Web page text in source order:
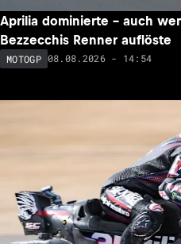
Aprilia dominierte – auch
Bezzecchis Renner auflöste
MOTOGP 08.08.2026 - 14:54